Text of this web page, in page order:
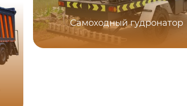
Самоходный гудронатор